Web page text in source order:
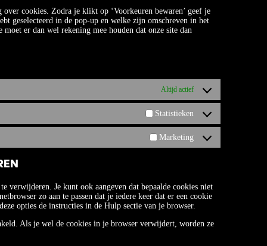
cookies. Zodra je klikt op ‘Voorkeuren bewaren’ geef je
geselecteerd in de pop-up en welke zijn omschreven in het
er dan wel rekening mee houden dat onze site dan
Altijd actief
Statistieken
Marketing
verwijderen. Je kunt ook aangeven dat bepaalde cookies niet
zo aan te passen dat je iedere keer dat er een cookie
opties de instructies in de Hulp sectie van je browser.
Als je wel de cookies in je browser verwijdert, worden ze